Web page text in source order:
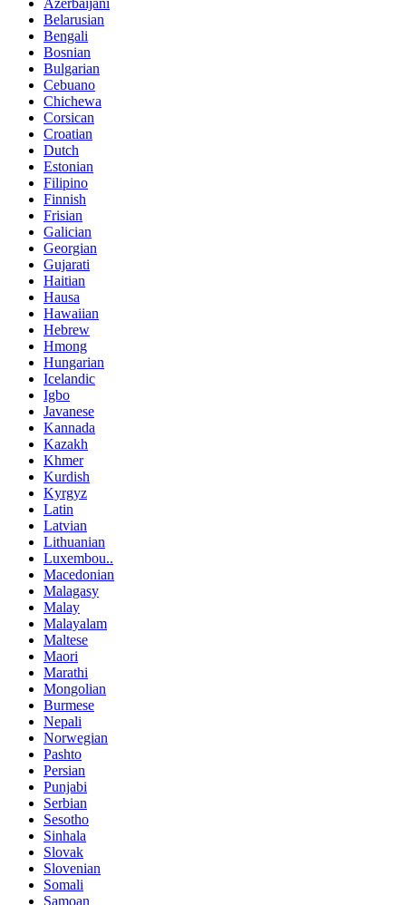
Azerbaijani
Belarusian
Bengali
Bosnian
Bulgarian
Cebuano
Chichewa
Corsican
Croatian
Dutch
Estonian
Filipino
Finnish
Frisian
Galician
Georgian
Gujarati
Haitian
Hausa
Hawaiian
Hebrew
Hmong
Hungarian
Icelandic
Igbo
Javanese
Kannada
Kazakh
Khmer
Kurdish
Kyrgyz
Latin
Latvian
Lithuanian
Luxembou..
Macedonian
Malagasy
Malay
Malayalam
Maltese
Maori
Marathi
Mongolian
Burmese
Nepali
Norwegian
Pashto
Persian
Punjabi
Serbian
Sesotho
Sinhala
Slovak
Slovenian
Somali
Samoan